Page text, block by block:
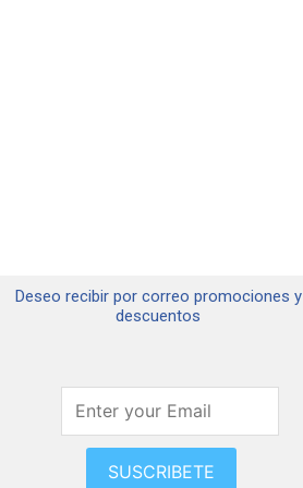
Deseo recibir por correo promociones y
descuentos
SUSCRIBETE